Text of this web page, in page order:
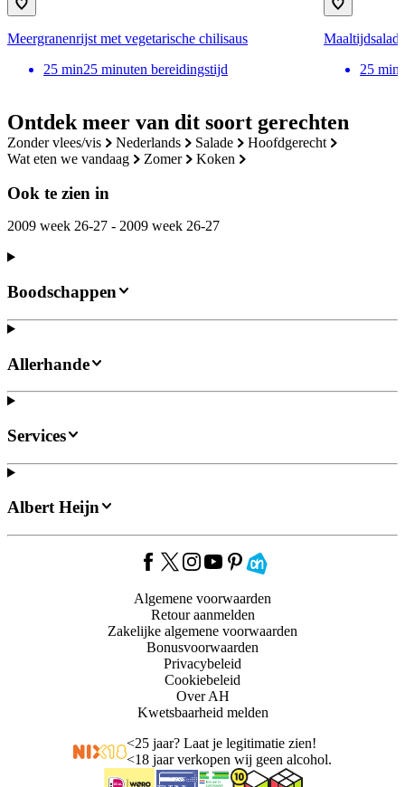
Ontdek meer van dit soort gerechten
zonder vlees/vis nederlands salade
hoofdgerecht
wat eten we vandaag
zomer koken
Ook te zien in
2009 week 26-27 - 2009 week 26-27
Meergranenrijst met vegetarische chilisaus
25 min25 minuten bereidingstijd
25 min
Boodschappen
Allerhande
Services
Albert Heijn
Algemene voorwaarden
Retour aanmelden
Zakelijke algemene voorwaarden
Bonusvoorwaarden
Privacybeleid
Cookiebeleid
Over AH
Kwetsbaarheid melden
<25 jaar? Laat je legitimatie zien!
<18 jaar verkopen wij geen alcohol.